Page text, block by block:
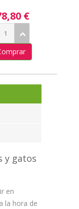
€
y gatos
en
la hora de